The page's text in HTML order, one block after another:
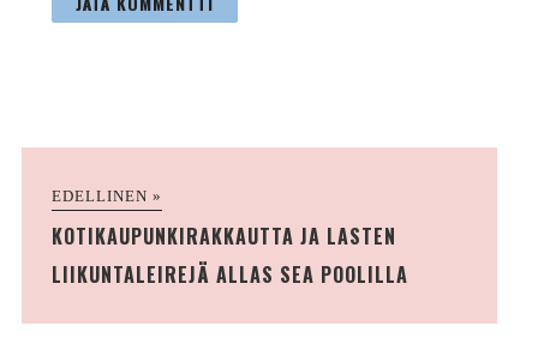
EDELLINEN »
KOTIKAUPUNKIRAKKAUTTA JA LASTEN
LIIKUNTALEIREJÄ ALLAS SEA POOLILLA